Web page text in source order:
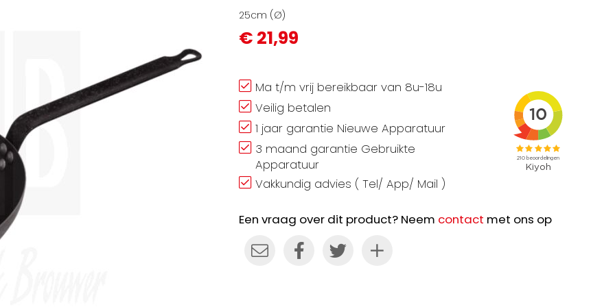
25cm (Ø)
€ 21,99
Ma t/m vrij bereikbaar van 8u-18u
Veilig betalen
1 jaar garantie Nieuwe Apparatuur
3 maand garantie Gebruikte
Apparatuur
Vakkundig advies ( Tel/ App/ Mail )
Een vraag over dit product? Neem contact met ons op